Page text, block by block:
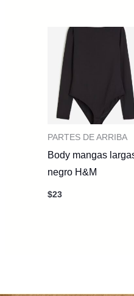
PARTES DE ARRIBA
Body mangas
negro H&M
$23